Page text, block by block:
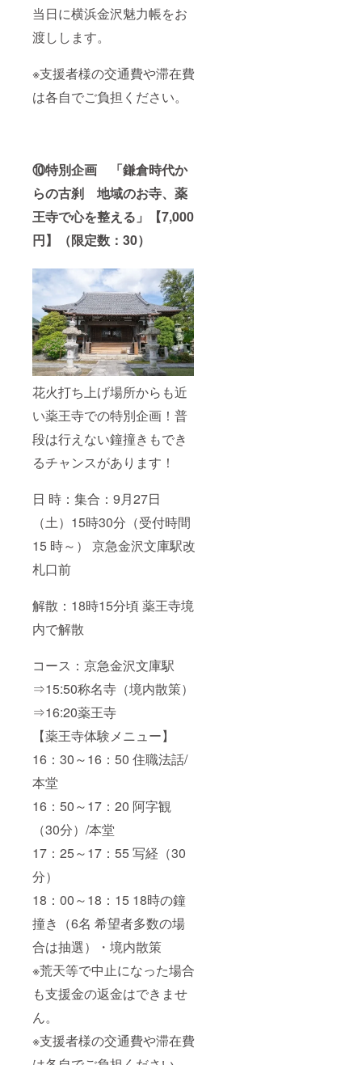
当日に横浜金沢魅力帳をお
渡しします。
※支援者様の交通費や滞在費
は各自でご負担ください。
⑩特別企画 「鎌倉時代か
らの古刹 地域のお寺、薬
王寺で心を整える」【7,000
円】（限定数：30）
花火打ち上げ場所からも近
い薬王寺での特別企画！普
段は行えない鐘撞きもでき
るチャンスがあります！
日 時：集合：9月27日
（土）15時30分（受付時間
15 時～） 京急金沢文庫駅改
札口前
解散：18時15分頃 薬王寺境
内で解散
コース：京急金沢文庫駅
⇒15:50称名寺（境内散策）
⇒16:20薬王寺
【薬王寺体験メニュー】
16：30～16：50 住職法話/
本堂
16：50～17：20 阿字観
（30分）/本堂
17：25～17：55 写経（30
分）
18：00～18：15 18時の鐘
撞き（6名 希望者多数の場
合は抽選）・境内散策
※荒天等で中止になった場合
も支援金の返金はできませ
ん。
※支援者様の交通費や滞在費